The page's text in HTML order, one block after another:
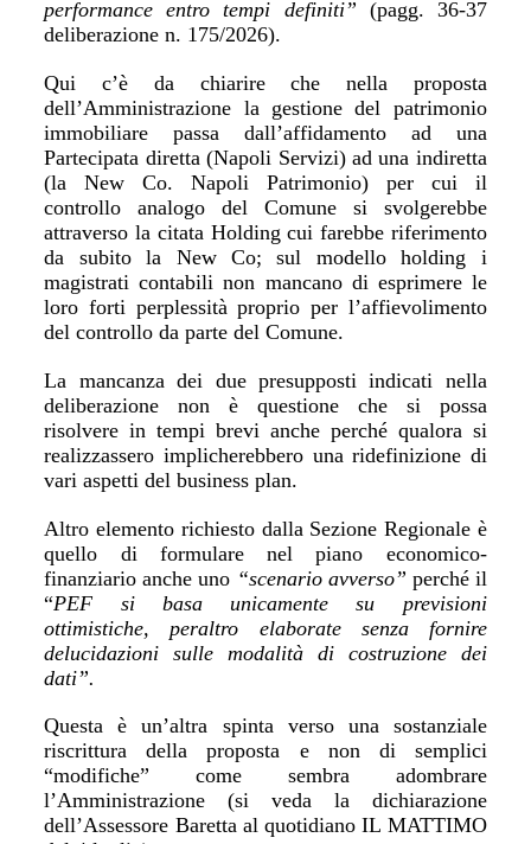
performance entro tempi definiti” (pagg. 36-37
deliberazione n. 175/2026).
Qui c’è da chiarire che nella proposta
dell’Amministrazione la gestione del patrimonio
immobiliare passa dall’affidamento ad una
Partecipata diretta (Napoli Servizi) ad una indiretta
(la New Co. Napoli Patrimonio) per cui il
controllo analogo del Comune si svolgerebbe
attraverso la citata Holding cui farebbe riferimento
da subito la New Co; sul modello holding i
magistrati contabili non mancano di esprimere le
loro forti perplessità proprio per l’affievolimento
del controllo da parte del Comune.
La mancanza dei due presupposti indicati nella
deliberazione non è questione che si possa
risolvere in tempi brevi anche perché qualora si
realizzassero implicherebbero una ridefinizione di
vari aspetti del business plan.
Altro elemento richiesto dalla Sezione Regionale è
quello di formulare nel piano economico-
finanziario anche uno “scenario avverso” perché il
“PEF si basa unicamente su previsioni
ottimistiche, peraltro elaborate senza fornire
delucidazioni sulle modalità di costruzione dei
dati”.
Questa è un’altra spinta verso una sostanziale
riscrittura della proposta e non di semplici
“modifiche” come sembra adombrare
l’Amministrazione (si veda la dichiarazione
dell’Assessore Baretta al quotidiano IL MATTIMO